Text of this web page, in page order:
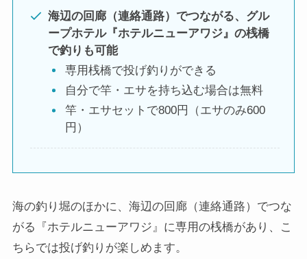
海辺の回廊（連絡通路）でつながる、グル
ープホテル『ホテルニューアワジ』の桟橋
で釣りも可能
専用桟橋で投げ釣りができる
自分で竿・エサを持ち込む場合は無料
竿・エサセットで800円（エサのみ600
円）
海の釣り堀のほかに、海辺の回廊（連絡通路）でつな
がる『ホテルニューアワジ』に専用の桟橋があり、こ
ちらでは投げ釣りが楽しめます。